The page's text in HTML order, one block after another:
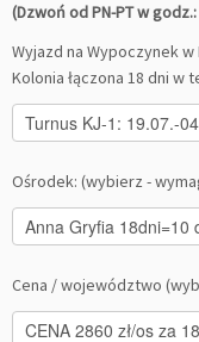
(Dzwoń od PN-PT w
Wyjazd na Wypoczynek
Kolonia łączona 18 dni w
Ośrodek: (wybierz -
Cena / województwo